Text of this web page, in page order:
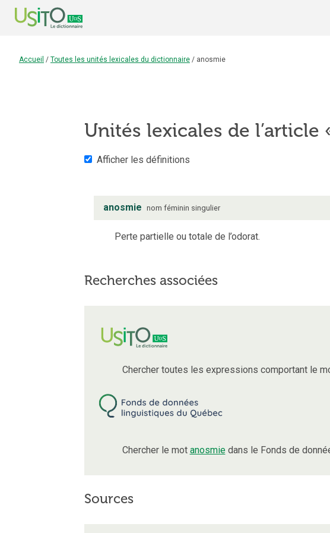
Accueil / Toutes les unités lexicales du dictionnaire / anosmie
Unités lexicales de l’article
Afficher les définitions
anosmie nom féminin singulier
Perte partielle ou totale de l’odorat.
Recherches associées
Chercher toutes les expressions comportant le
Chercher le mot anosmiedans le Fonds de
Sources